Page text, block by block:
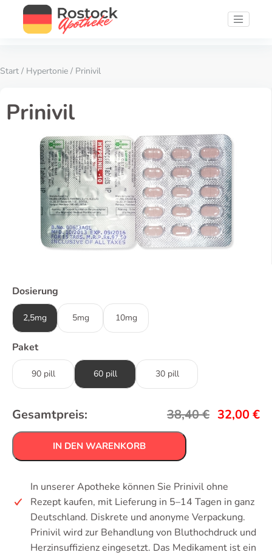
Start / Hypertonie / Prinivil
Prinivil
Dosierung
2,5mg 5mg 10mg
Paket
90 pill 60 pill 30 pill
Gesamtpreis: 38,40€ 32,00€
IN DEN WARENKORB
In unserer Apotheke können Sie Prinivil ohne
Rezept kaufen, mit Lieferung in 5–14 Tagen in ganz
Deutschland. Diskrete und anonyme Verpackung.
Prinivil wird zur Behandlung von Bluthochdruck und
Herzinsuffizienz eingesetzt. Das Medikament ist ein